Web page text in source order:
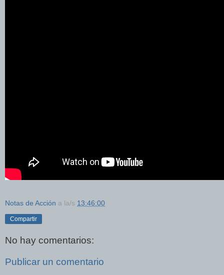
Notas de Acción a la/s 13:46:00
Compartir
No hay comentarios:
Publicar un comentario